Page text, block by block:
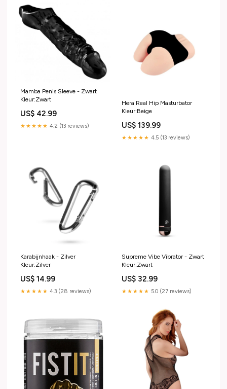
Mamba Penis Sleeve - Zwart
Kleur:Zwart
US$ 42.99
★★★★★ 4.2 (13 reviews)
Hera Real Hip Masturbator
Kleur:Beige
US$ 139.99
★★★★★ 4.5 (13 reviews)
Karabijnhaak - Zilver
Kleur:Zilver
US$ 14.99
★★★★★ 4.3 (28 reviews)
Supreme Vibe Vibrator - Zwart
Kleur:Zwart
US$ 32.99
★★★★★ 5.0 (27 reviews)